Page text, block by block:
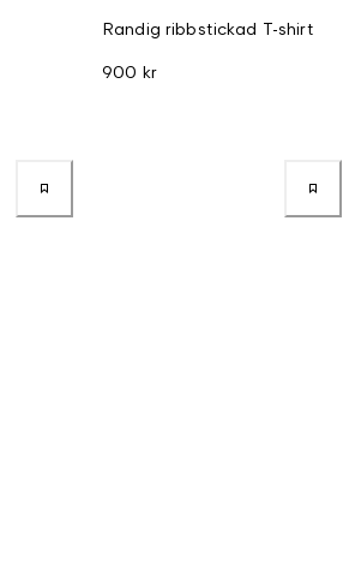
Randig ribbstickad T-shirt
900 kr